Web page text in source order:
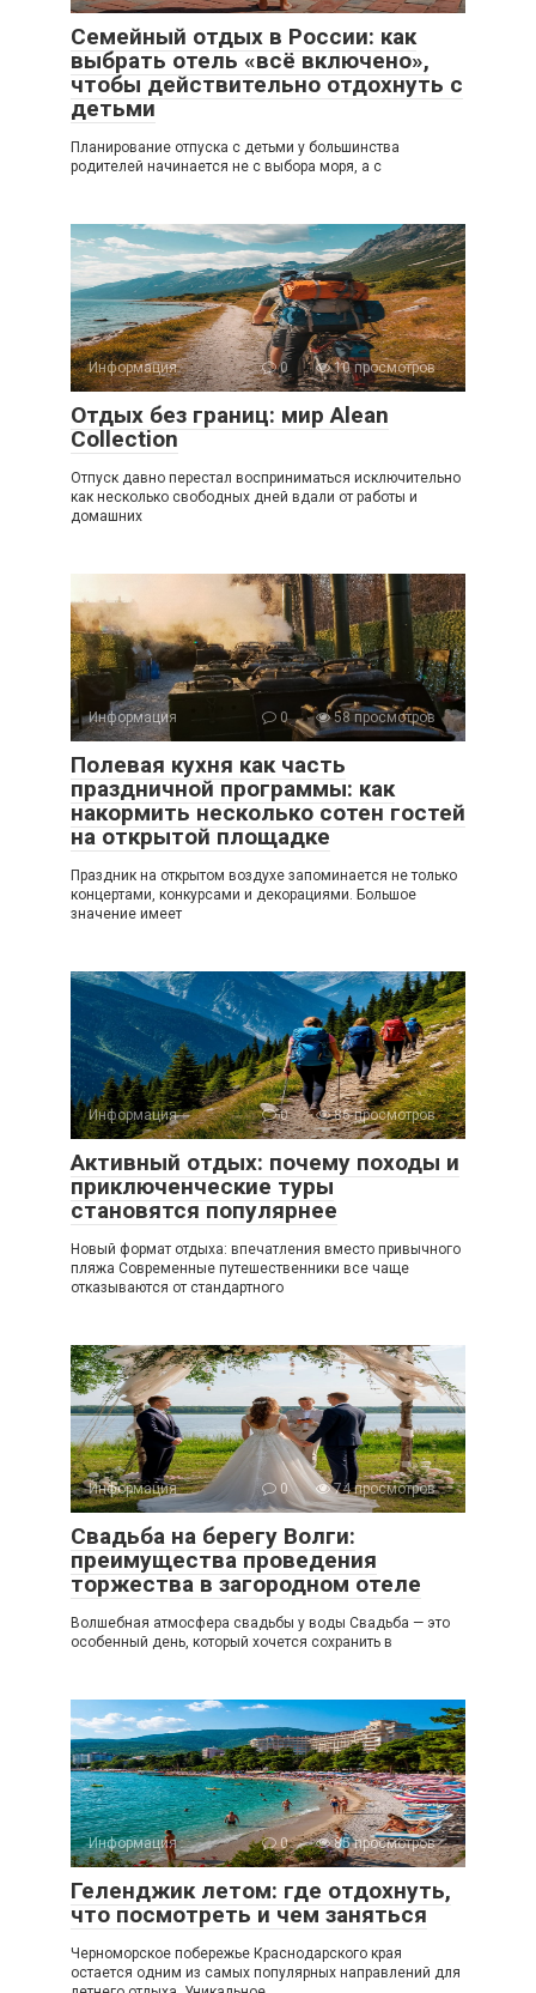
Семейный отдых в России: как
выбрать отель «всё включено»,
чтобы действительно отдохнуть с
детьми
Планирование отпуска с детьми у большинства
родителей начинается не с выбора моря, а с
Информация 0 10 просмотров
Отдых без границ: мир Alean
Collection
Отпуск давно перестал восприниматься исключительно
как несколько свободных дней вдали от работы и
домашних
Информация 0 58 просмотров
Полевая кухня как часть
праздничной программы: как
накормить несколько сотен гостей
на открытой площадке
Праздник на открытом воздухе запоминается не только
концертами, конкурсами и декорациями. Большое
значение имеет
Информация 0 86 просмотров
Активный отдых: почему походы и
приключенческие туры
становятся популярнее
Новый формат отдыха: впечатления вместо привычного
пляжа Современные путешественники все чаще
отказываются от стандартного
Информация 0 74 просмотров
Свадьба на берегу Волги:
преимущества проведения
торжества в загородном отеле
Волшебная атмосфера свадьбы у воды Свадьба — это
особенный день, который хочется сохранить в
Информация 0 85 просмотров
Геленджик летом: где отдохнуть,
что посмотреть и чем заняться
Черноморское побережье Краснодарского края
остается одним из самых популярных направлений для